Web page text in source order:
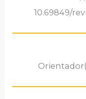
10.69849/